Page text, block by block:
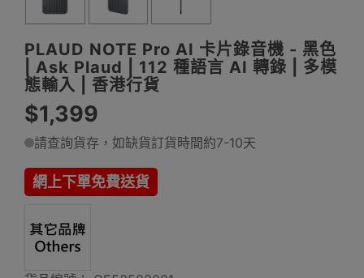
PLAUD NOTE Pro AI 卡片錄音機 - 黑色
| Ask Plaud | 112 種語言 AI ​​轉錄 | 多模
態輸入 | 香港行貨
$1,399
請查詢貨存，如缺貨訂貨時間約7-10天
網上下單免費送貨